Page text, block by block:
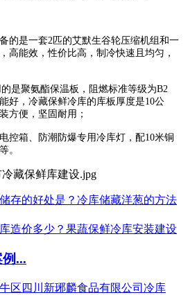
的是一套2匹的艾默生谷轮压缩机组和一
高能效，性价比高，制冷快速且均匀，
是聚氨酯保温板，阻燃标准等级为B2
好，冷藏保鲜冷库的库板厚度是10公
方便，坚固耐用；
控箱、防潮防爆专用冷库灯，配10米铜
。
存的好处是？冷库储藏洋葱的方法
造价多少？果蔬保鲜冷库安装建设
...